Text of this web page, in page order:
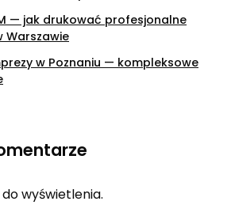
— jak drukować profesjonalne
Warszawie
w Poznaniu — kompleksowe
wyświetlenia.